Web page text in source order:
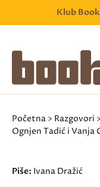
Klub
Početna > Razgovori >
Ognjen Tadić i Vanja
Piše: Ivana Dražić